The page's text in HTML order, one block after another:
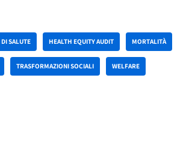
SALUTE HEALTH EQUITY AUDIT MORTALITÀ
TRASFORMAZIONI SOCIALI WELFARE